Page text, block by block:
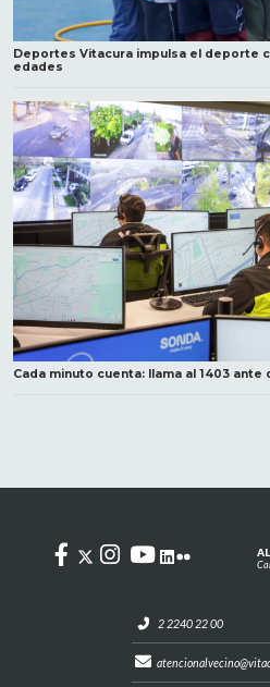
Deportes Vitacura impulsa el deporte
edades
Cada minuto cuenta: llama al 1403
2 2240 22 00